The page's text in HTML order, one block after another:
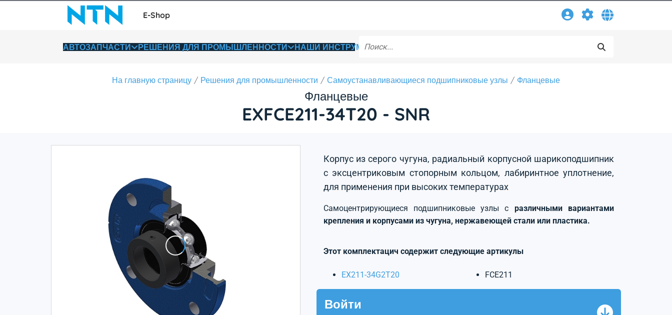
E-Shop
АВТОЗАПЧАСТИ РЕШЕНИЯ ДЛЯ ПРОМЫШЛЕННОСТИ НАШИ ИНСТРУМЕНТЫ
На главную страницу Решения для промышленности Самоустанавливающиеся подшипниковые узлы Фланцевые
Фланцевые
EXFCE211-34T20 - SNR
Корпус из серого чугуна, радиальный корпусной шарикоподшипник
с эксцентриковым стопорным кольцом, лабиринтное уплотнение,
для применения при высоких температурах
Самоцентрирующиеся подшипниковые узлы с различными вариантами
крепления и корпусами из чугуна, нержавеющей стали или пластика.
Этот комплектацич содержит следующие артикулы
EX211-34G2T20 FCE211
Войти